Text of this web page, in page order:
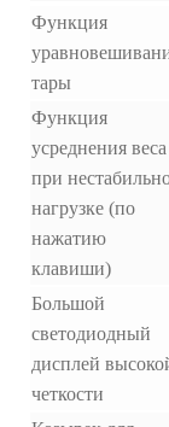
Функция
тары
Функция
усреднения веса
при
нагрузке (по
нажатию
клавиши)
Большой
светодиодный
дисплей
четкости